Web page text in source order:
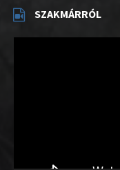
SZAKMÁRRÓL